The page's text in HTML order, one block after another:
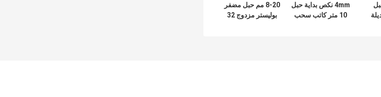
حبل
4mm نكص بداية حبل
10 متر كاتب سحب
8-20 مم حبل مضفر
بوليستر مزدوج 32